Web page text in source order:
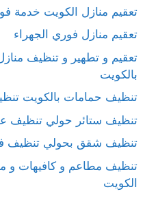
تعقيم منازل الكويت خدمة
تعقيم منازل فوري الجهراء
تعقيم و تطهير و تنظيف
بالكويت
تنظيف حمامات بالكويت
تنظيف ستائر حولي تنظيف
تنظيف شقق بحولي تنظيف
تنظيف مطاعم و كافيهات
الكويت